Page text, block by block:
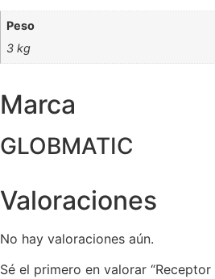
Peso
3 kg
Marca
GLOBMATIC
Valoraciones
No hay valoraciones aún.
Sé el primero en valorar “Receptor